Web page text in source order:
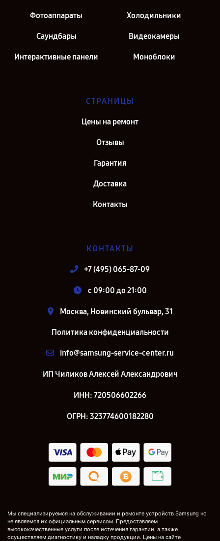
Фотоаппараты Холодильники
Саундбары Видеокамеры
Интерактивные панели Моноблоки
СТРАНИЦЫ
Цены на ремонт
Отзывы
Гарантия
Доставка
Контакты
КОНТАКТЫ
+7 (495) 065-87-09
c 09:00 до 21:00
Москва, Новинский бульвар, 31
Политика конфиденциальности
info@samsung-service-center.ru
ИП Чиликов Алексей Александрович
ИНН: 720506602266
ОГРН: 323774600182280
Мы специализируемся на обслуживании и ремонте устройств Samsung но
не являемся их официальным сервисом. Предоставляем
высококачественные услуги после истечения гарантии, а также
осуществляем диагностику и наладку продукции. Цены на сайте